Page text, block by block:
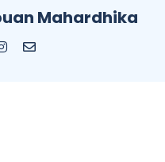
Mahardhika